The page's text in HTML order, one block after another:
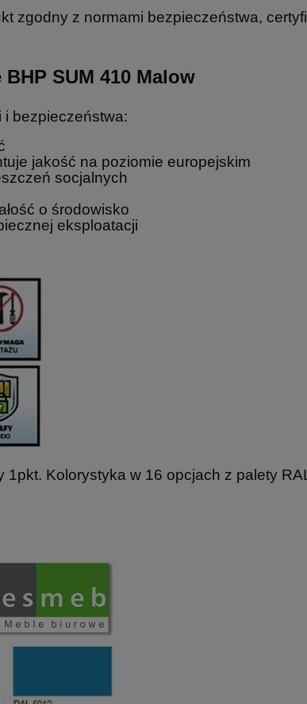
zgodny z normami bezpieczeństwa,
SUM 410 Malow
i bezpieczeństwa:
jakość na poziomie europejskim
socjalnych
o środowisko
eksploatacji
Kolorystyka w 16 opcjach z palety